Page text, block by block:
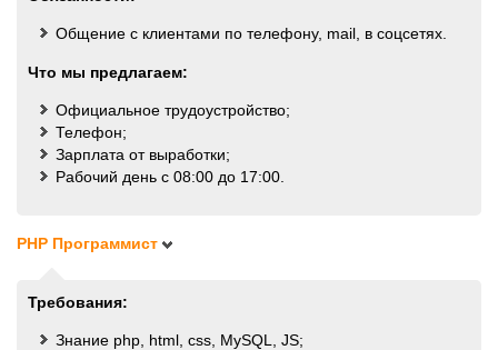
Общение с клиентами по телефону, mail, в соцсетях.
Что мы предлагаем:
Официальное трудоустройство;
Телефон;
Зарплата от выработки;
Рабочий день с 08:00 до 17:00.
PHP Программист
Требования:
Знание php, html, css, MySQL, JS;